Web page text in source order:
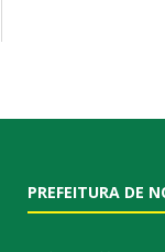
PREFEITURA DE